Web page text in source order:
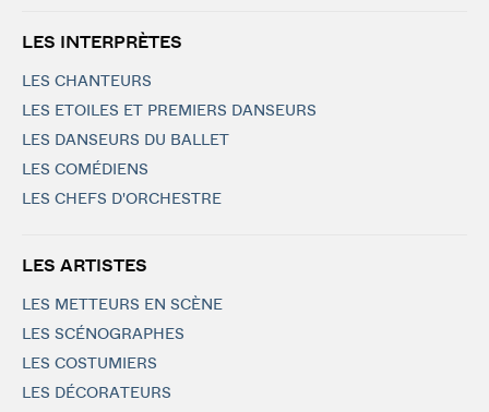
LES INTERPRÈTES
LES CHANTEURS
LES ETOILES ET PREMIERS DANSEURS
LES DANSEURS DU BALLET
LES COMÉDIENS
LES CHEFS D'ORCHESTRE
LES ARTISTES
LES METTEURS EN SCÈNE
LES SCÉNOGRAPHES
LES COSTUMIERS
LES DÉCORATEURS